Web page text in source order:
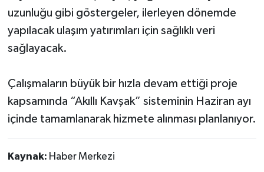
uzunluğu gibi göstergeler, ilerleyen dönemde
yapılacak ulaşım yatırımları için sağlıklı veri
sağlayacak.
Çalışmaların büyük bir hızla devam ettiği proje
kapsamında “Akıllı Kavşak” sisteminin Haziran ayı
içinde tamamlanarak hizmete alınması planlanıyor.
Kaynak: Haber Merkezi